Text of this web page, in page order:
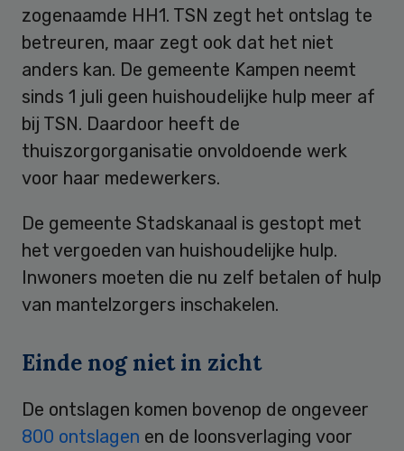
zogenaamde HH1. TSN zegt het ontslag te
betreuren, maar zegt ook dat het niet
anders kan. De gemeente Kampen neemt
sinds 1 juli geen huishoudelijke hulp meer af
bij TSN. Daardoor heeft de
thuiszorgorganisatie onvoldoende werk
voor haar medewerkers.
De gemeente Stadskanaal is gestopt met
het vergoeden van huishoudelijke hulp.
Inwoners moeten die nu zelf betalen of hulp
van mantelzorgers inschakelen.
Einde nog niet in zicht
De ontslagen komen bovenop de ongeveer
800 ontslagen en de loonsverlaging voor